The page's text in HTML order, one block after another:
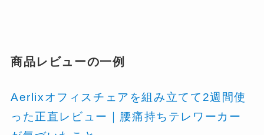
商品レビューの一例
Aerlixオフィスチェアを組み立てて2週間使
った正直レビュー｜腰痛持ちテレワーカー